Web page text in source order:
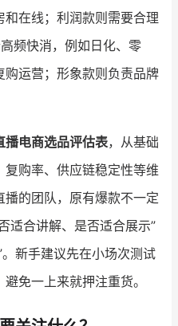
和在线；利润款则需要合理
频快消，例如日化、零
运营；形象款则负责品牌
播电商选品评估表，从基础
购率、供应链稳定性等维
的团队，原有爆款不一定
适合讲解、是否适合展示”
。新手建议先在小场次测试
免一上来就押注重货。